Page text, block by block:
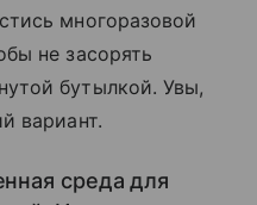
многоразовой
не засорять
бутылкой. Увы,
вариант.
среда для